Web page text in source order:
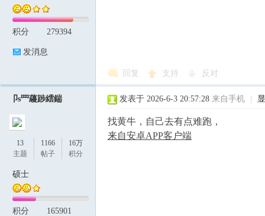
积分 279394
发消息
回复 支持 反对
卩s罒蘰踄繧鍴
13
主题
1166
帖子
16万
积分
硕士
积分 165901
发表于 2026-6-3 20:57:28 来自手机
找黄牛，自己去有点难跑，
来自安卓APP客户端